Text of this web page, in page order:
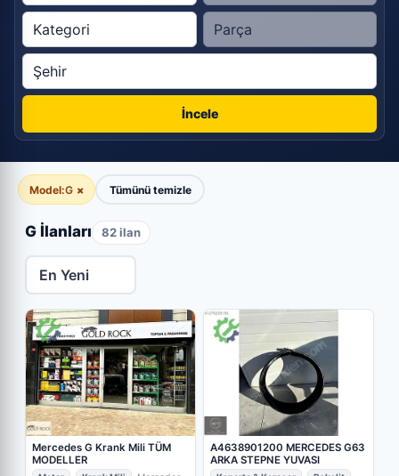
İncele
Model:G × Tümünü temizle
G İlanları 82 ilan
Mercedes G Krank Mili TÜM
MODELLER
A4638901200 MERCEDES G63
ARKA STEPNE YUVASI